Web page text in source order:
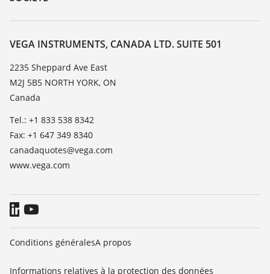
À propos de VEGA
Contact
News
Presse
Blog
VEGA INSTRUMENTS, CANADA LTD. SUITE 501
2235 Sheppard Ave East
M2J 5B5 NORTH YORK, ON
Canada
Tel.: +1 833 538 8342
Fax: +1 647 349 8340
canadaquotes@vega.com
www.vega.com
Conditions généralesA propos
Informations relatives à la protection des données